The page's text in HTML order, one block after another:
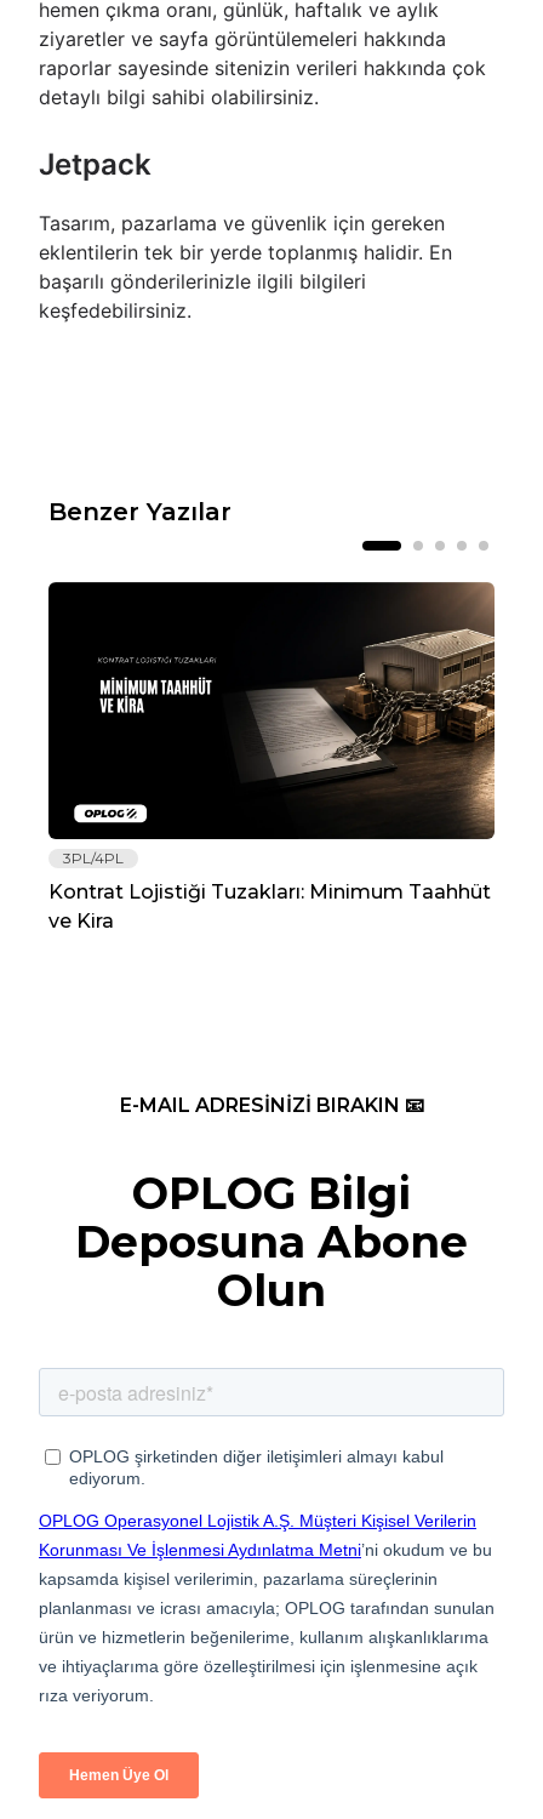
hemen çıkma oranı, günlük, haftalık ve aylık
ziyaretler ve sayfa görüntülemeleri hakkında
raporlar sayesinde sitenizin verileri hakkında çok
detaylı bilgi sahibi olabilirsiniz.
Jetpack
Tasarım, pazarlama ve güvenlik için gereken
eklentilerin tek bir yerde toplanmış halidir. En
başarılı gönderilerinizle ilgili bilgileri
keşfedebilirsiniz.
Benzer Yazılar
3PL/4PL
Kontrat Lojistiği Tuzakları: Minimum Taahhüt
ve Kira
E-MAIL ADRESİNİZİ BIRAKIN 📧
OPLOG Bilgi
Deposuna Abone
Olun